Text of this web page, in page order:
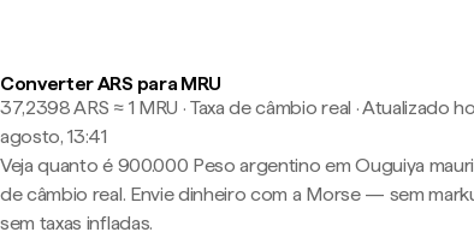
Converter ARS para MRU
37,2398 ARS ≈ 1 MRU · Taxa de câmbio real ·Atualizado
agosto, 13:41
Veja quanto é 900.000 Peso argentino em Ouguiya
de câmbio real. Envie dinheiro com a Morse — sem
sem taxas infladas.